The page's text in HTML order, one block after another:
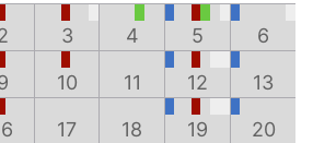
3 4 5 6
10 11 12 13
17 18 19 20